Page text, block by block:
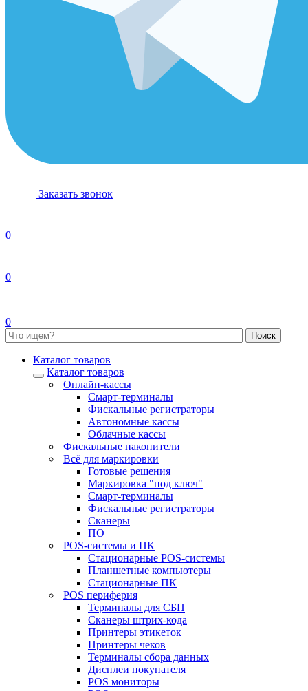
Заказать звонок
0
0
0
Каталог товаров
Каталог товаров
Онлайн-кассы
Смарт-терминалы
Фискальные регистраторы
Автономные кассы
Облачные кассы
Фискальные накопители
Всё для маркировки
Готовые решения
Маркировка "под ключ"
Смарт-терминалы
Фискальные регистраторы
Сканеры
ПО
POS-системы и ПК
Стационарные POS-системы
Планшетные компьютеры
Стационарные ПК
POS периферия
Терминалы для СБП
Сканеры штрих-кода
Принтеры этикеток
Принтеры чеков
Терминалы сбора данных
Дисплеи покупателя
POS мониторы